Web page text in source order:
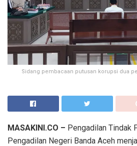
Sidang pembacaan putusan korupsi dua
MASAKINI.CO – Pengadilan Tindak
Pengadilan Negeri Banda Aceh